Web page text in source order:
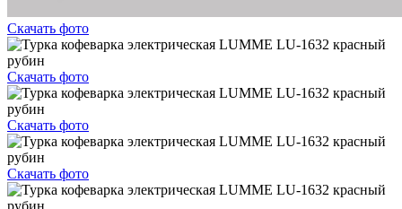
Скачать фото
Скачать фото
Скачать фото
Скачать фото